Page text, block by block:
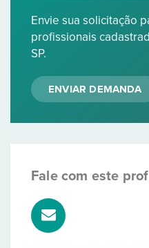
Envie sua solicitação
profissionais
SP.
ENVIAR DEMANDA
Fale com este